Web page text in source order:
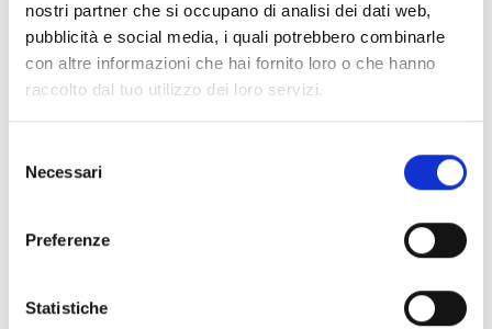
nostri partner che si occupano di analisi dei dati web,
pubblicità e social media, i quali potrebbero combinarle
con altre informazioni che hai fornito loro o che hanno
raccolto dal tuo utilizzo dei loro servizi.
delNecessari
Preferenze
Statistiche
Accessories EB00 Bases - Materials
Accessories for detector testing - Materials(6)